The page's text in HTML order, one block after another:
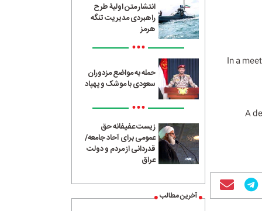
In a
A
انتشار متن اولیۀ طرح
راهبردی مدیریت تنگه
هرمز
•••
حمله به مواضع مزدوران
سعودی با موشک و پهپاد
•••
زیست عفیفانه حق
عمومی برای آحاد جامعه/
قدردانی از مردم و دولت
عراق
آخرین مطالب